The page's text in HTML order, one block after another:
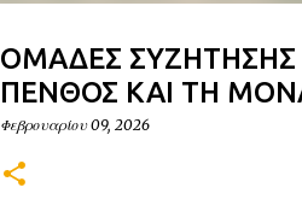
ΟΜΑΔΕΣ ΣΥΖΗΤΗΣΗΣ
ΠΕΝΘΟΣ ΚΑΙ ΤΗ
Φεβρουαρίου 09, 2026